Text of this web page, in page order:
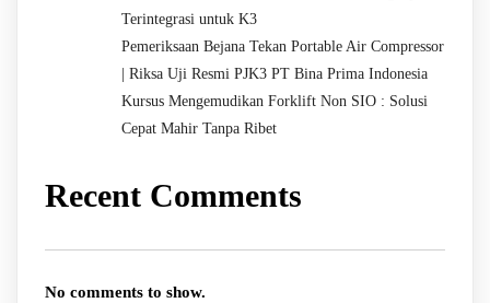
Terintegrasi untuk K3
Pemeriksaan Bejana Tekan Portable Air Compressor
| Riksa Uji Resmi PJK3 PT Bina Prima Indonesia
Kursus Mengemudikan Forklift Non SIO : Solusi
Cepat Mahir Tanpa Ribet
Recent Comments
No comments to show.